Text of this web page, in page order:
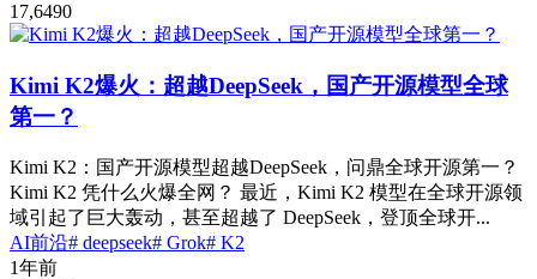
17,6490
Kimi K2爆火：超越DeepSeek，国产开源模型全球
第一？
Kimi K2：国产开源模型超越DeepSeek，问鼎全球开源第一？
Kimi K2 凭什么火爆全网？ 最近，Kimi K2 模型在全球开源领
域引起了巨大轰动，甚至超越了 DeepSeek，登顶全球开...
AI前沿# deepseek# Grok# K2
1年前